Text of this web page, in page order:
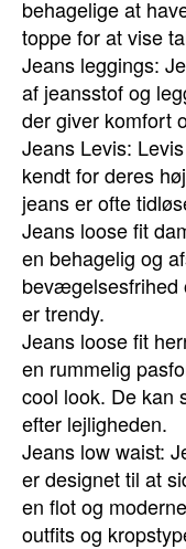
behagelige at
toppe for at vise
Jeans leggings:
af jeansstof og
der giver komfort
Jeans Levis:
kendt for deres
jeans er ofte
Jeans loose fit
en behagelig og
bevægelsesfrihed
er trendy.
Jeans loose fit
en rummelig
cool look. De kan
efter lejligheden.
Jeans low waist:
er designet til at
en flot og
outfits og